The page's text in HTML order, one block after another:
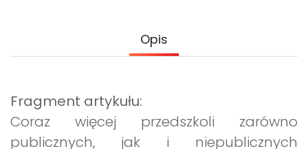
Opis
Fragment artykułu:
Coraz więcej przedszkoli zarówno
publicznych, jak i niepublicznych